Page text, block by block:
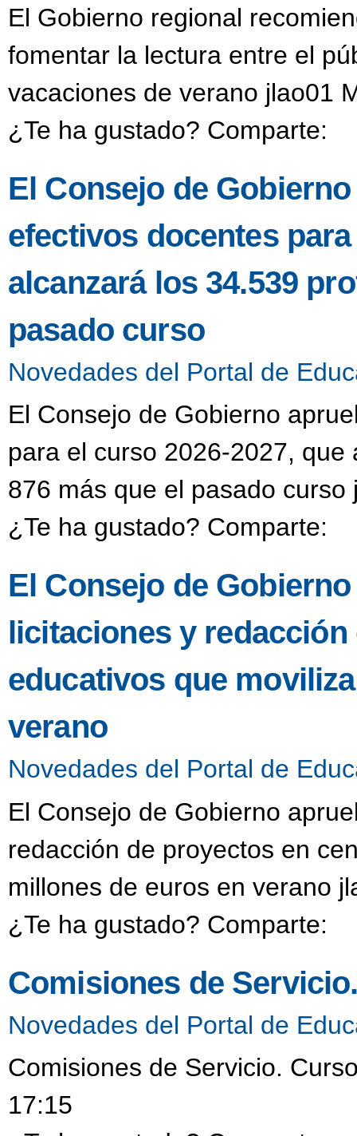
El Gobierno regional
fomentar la lectura entre el
vacaciones de verano jlao01
¿Te ha gustado? Comparte:
El Consejo de
efectivos docentes
alcanzará los 34.539
pasado curso
Novedades del Portal de
El Consejo de Gobierno
para el curso 2026-2027,
876 más que el pasado
¿Te ha gustado? Comparte:
El Consejo de
licitaciones y
educativos que
verano
Novedades del Portal de
El Consejo de Gobierno
redacción de proyectos en
millones de euros en verano
¿Te ha gustado? Comparte:
Comisiones de
Novedades del Portal de
Comisiones de Servicio.
17:15